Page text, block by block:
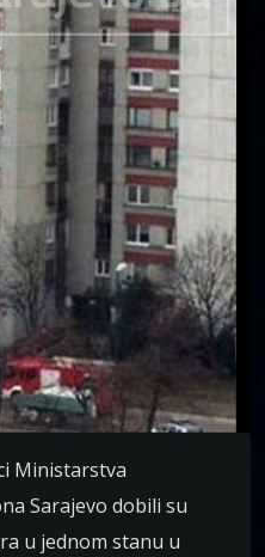
Ministarstva
Sarajevo dobili su
u jednom stanu u